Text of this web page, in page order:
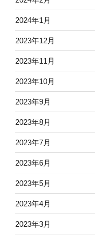
2024年1月
2023年12月
2023年11月
2023年10月
2023年9月
2023年8月
2023年7月
2023年6月
2023年5月
2023年4月
2023年3月